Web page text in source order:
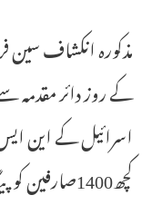
مذکورہ انکشاف سین
کے روز دائر
اسرائیل کے این
کچھ1400صارفین کو پیگاس کے ذریعہ نشانہ بنایا ہے۔